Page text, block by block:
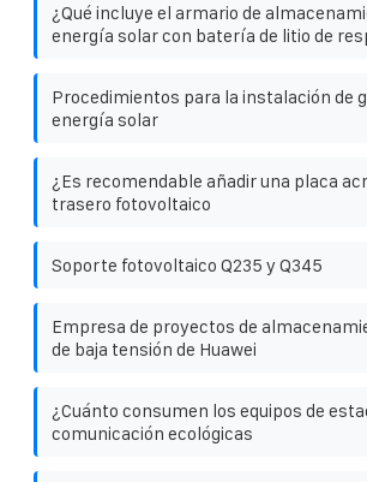
¿Qué incluye el armario de
energía solar con batería de litio de
Procedimientos para la instalación de
energía solar
¿Es recomendable añadir una placa
trasero fotovoltaico
Soporte fotovoltaico Q235 y Q345
Empresa de proyectos de
de baja tensión de Huawei
¿Cuánto consumen los equipos de
comunicación ecológicas